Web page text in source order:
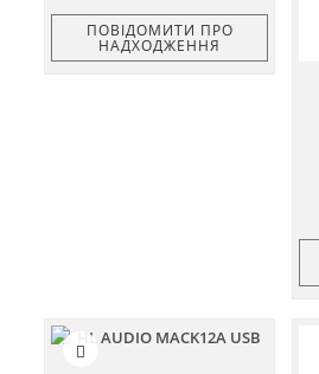
ПОВІДОМИТИ ПРО
НАДХОДЖЕННЯ